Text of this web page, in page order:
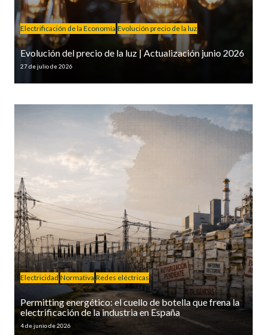
Electrificación de la Economía Evolución precio de la luz
Evolución del precio de la luz | Actualización junio 2026
27 de julio de 2026
Electricidad Normativa Redes eléctricas
Permitting energético: el cuello de botella que frena la
electrificación de la industria en España
4 de junio de 2026